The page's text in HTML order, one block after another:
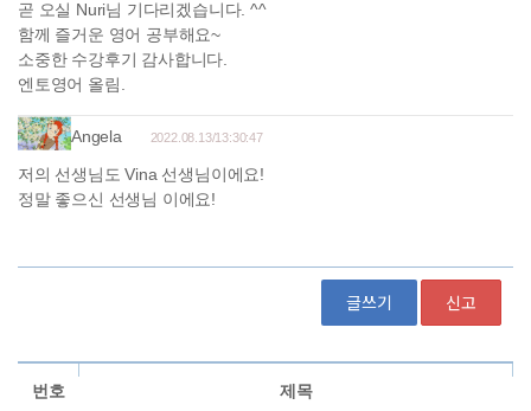
글쓰기 신고